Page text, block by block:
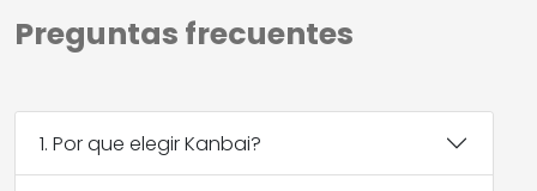
Preguntas frecuentes
1. Por que elegir Kanbai?